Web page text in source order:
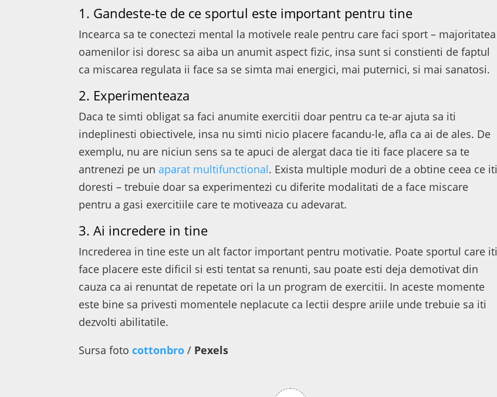
1. Gandeste-te de ce sportul este important pentru tine
Incearca sa te conectezi mental la motivele reale pentru care faci sport – majoritatea
oamenilor isi doresc sa aiba un anumit aspect fizic, insa sunt si constienti de faptul
ca miscarea regulata ii face sa se simta mai energici, mai puternici, si mai sanatosi.
2. Experimenteaza
Daca te simti obligat sa faci anumite exercitii doar pentru ca te-ar ajuta sa iti
indeplinesti obiectivele, insa nu simti nicio placere facandu-le, afla ca ai de ales. De
exemplu, nu are niciun sens sa te apuci de alergat daca tie iti face placere sa te
antrenezi pe un aparat multifunctional. Exista multiple moduri de a obtine ceea ce iti
doresti – trebuie doar sa experimentezi cu diferite modalitati de a face miscare
pentru a gasi exercitiile care te motiveaza cu adevarat.
3. Ai incredere in tine
Increderea in tine este un alt factor important pentru motivatie. Poate sportul care iti
face placere este dificil si esti tentat sa renunti, sau poate esti deja demotivat din
cauza ca ai renuntat de repetate ori la un program de exercitii. In aceste momente
este bine sa privesti momentele neplacute ca lectii despre ariile unde trebuie sa iti
dezvolti abilitatile.
Sursa fotocottonbro / Pexels